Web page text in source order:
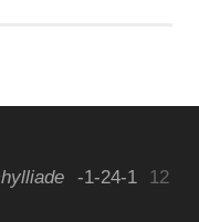
-1-24-1
12